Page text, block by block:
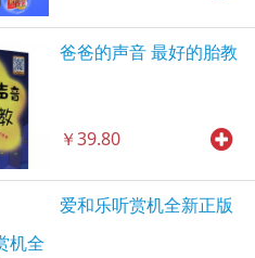
爸爸的声音 最好的胎教
￥39.80
爱和乐听赏机全新正版